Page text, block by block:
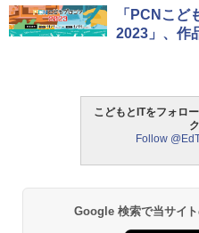
1
タッチ
1000 英
中学英
やすく
1
メイズ」
日本語
￥1,980
「PCNこど
2023」、作
こどもとITをフォロ
Follow
Google 検索で当サイ